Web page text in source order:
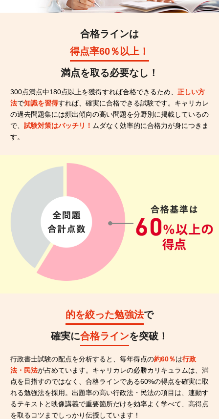
合格ラインは
得点率60％以上！
満点を取る必要なし！
300点満点中180点以上を獲得すれば合格できるため、 正しい方
法で知識を習得すれば、確実に合格できる試験です。キャリカレ
の過去問題集には頻出傾向の高い問題を分野別に掲載しているの
で、 試験対策はバッチリ！ ムダなく効率的に合格力が身につきま
す。
的を絞った勉強法で
確実に合格ラインを突破！
行政書士試験の配点を分析すると、毎年得点の約60％は行政
法・民法が占めています。キャリカレの必勝カリキュラムは、満
点を目指すのではなく、合格ラインである60%の得点を確実に取
れる勉強法を採用。出題率の高い行政法・民法の項目は、連動す
るテキストと映像講義で重要箇所だけを効率よく学べて、高得点
を取るコツまでしっかり伝授しています！